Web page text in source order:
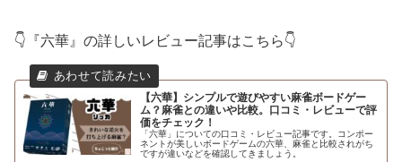
👇『六華』の詳しいレビュー記事はこちら👇
【六華】シンプルで遊びやすい麻雀ボードゲー
ム？麻雀との違いや比較。口コミ・レビューで評
価をチェック！
「六華」についての口コミ・レビュー記事です。コンポー
ネントが美しいボードゲームの六華、麻雀と比較されがち
ですが違いなどを確認してきましょう。